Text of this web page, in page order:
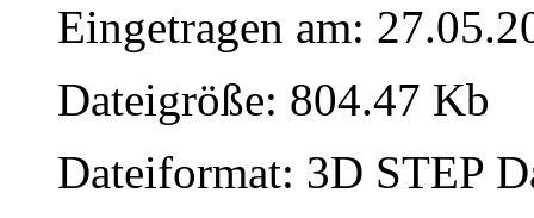
Eingetragen am:
Dateigröße: 804.47 Kb
Dateiformat: 3D STEP